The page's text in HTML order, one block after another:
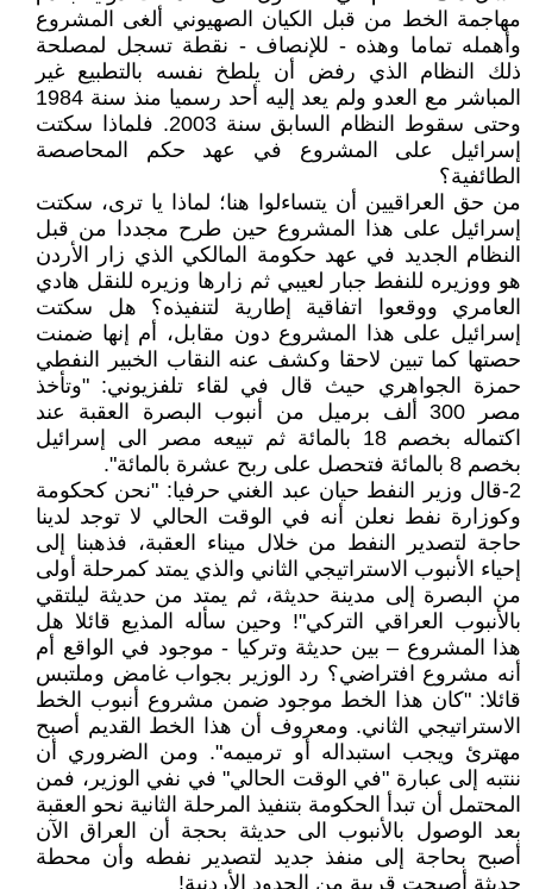
مهاجمة الخط من قبل الكيان الصهيوني ألغى المشروع
وأهمله تماما وهذه - للإنصاف - نقطة تسجل لمصلحة
ذلك النظام الذي رفض أن يلطخ نفسه بالتطبيع غير
المباشر مع العدو ولم يعد إليه أحد رسميا منذ سنة 1984
وحتى سقوط النظام السابق سنة 2003. فلماذا سكتت
إسرائيل على المشروع في عهد حكم المحاصصة
الطائفية؟
من حق العراقيين أن يتساءلوا هنا؛ لماذا يا ترى، سكتت
إسرائيل على هذا المشروع حين طرح مجددا من قبل
النظام الجديد في عهد حكومة المالكي الذي زار الأردن
هو ووزيره للنفط جبار لعيبي ثم زارها وزيره للنقل هادي
العامري ووقعوا اتفاقية إطارية لتنفيذه؟ هل سكتت
إسرائيل على هذا المشروع دون مقابل، أم إنها ضمنت
حصتها كما تبين لاحقا وكشف عنه النقاب الخبير النفطي
حمزة الجواهري حيث قال في لقاء تلفزيوني: "وتأخذ
مصر 300 ألف برميل من أنبوب البصرة العقبة عند
اكتماله بخصم 18 بالمائة ثم تبيعه مصر الى إسرائيل
بخصم 8 بالمائة فتحصل على ربح عشرة بالمائة".
2-قال وزير النفط حيان عبد الغني حرفيا: "نحن كحكومة
وكوزارة نفط نعلن أنه في الوقت الحالي لا توجد لدينا
حاجة لتصدير النفط من خلال ميناء العقبة، فذهبنا إلى
إحياء الأنبوب الاستراتيجي الثاني والذي يمتد كمرحلة أولى
من البصرة إلى مدينة حديثة، ثم يمتد من حديثة ليلتقي
بالأنبوب العراقي التركي"! وحين سأله المذيع قائلا هل
هذا المشروع – بين حديثة وتركيا - موجود في الواقع أم
أنه مشروع افتراضي؟ رد الوزير بجواب غامض وملتبس
قائلا: "كان هذا الخط موجود ضمن مشروع أنبوب الخط
الاستراتيجي الثاني. ومعروف أن هذا الخط القديم أصبح
مهترئ ويجب استبداله أو ترميمه". ومن الضروري أن
ننتبه إلى عبارة "في الوقت الحالي" في نفي الوزير، فمن
المحتمل أن تبدأ الحكومة بتنفيذ المرحلة الثانية نحو العقبة
بعد الوصول بالأنبوب الى حديثة بحجة أن العراق الآن
أصبح بحاجة إلى منفذ جديد لتصدير نفطه وأن محطة
حديثة أصبحت قريبة من الحدود الأردنية!